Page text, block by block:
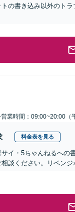
の書き込み以外のト
営業時間：09:00~20:00（
料金表を見る
イ・5ちゃんねるへ
談ください。リベンジ